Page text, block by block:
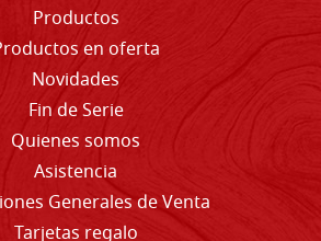
Productos
en oferta
Novidades
Fin de Serie
Quienes somos
Asistencia
Generales de Venta
Tarjetas regalo